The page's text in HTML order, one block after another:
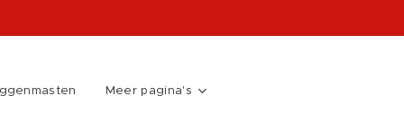
Meer pagina's